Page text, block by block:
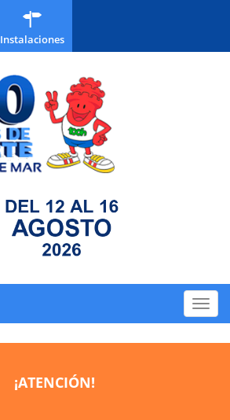
Instalaciones
¡ATENCIÓN!